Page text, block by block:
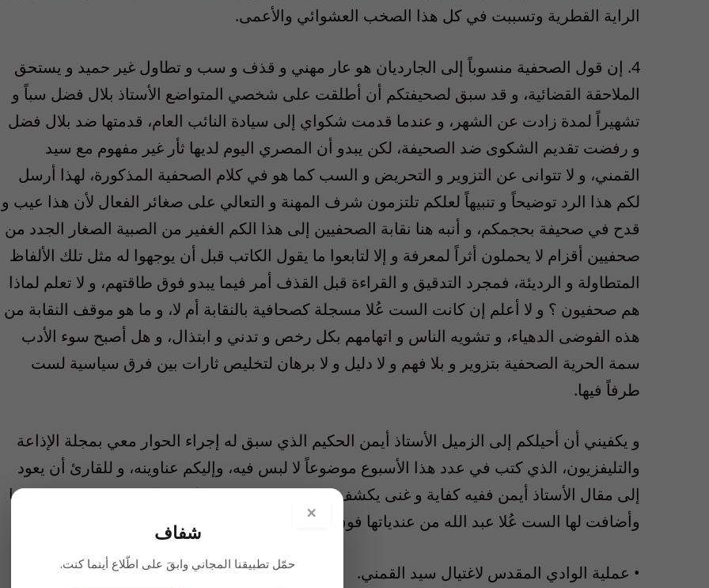
الراية القطرية وتسببت في كل هذا الصخب العشوائي والأعمى.
4. إن قول الصحفية منسوباً إلى الجارديان هو عار مهني و قذف و سب و تطاول غير حميد و يستحق
الملاحقة القضائية، و قد سبق لصحيفتكم أن أطلقت على شخصي المتواضع الأستاذ بلال فضل سباً و
تشهيراً لمدة زادت عن الشهر، و عندما قدمت شكواي إلى سيادة النائب العام، قدمتها ضد بلال فضل
و رفضت تقديم الشكوى ضد الصحيفة، لكن يبدو أن المصري اليوم لديها ثأر غير مفهوم مع سيد
القمني، و لا تتوانى عن التزوير و التحريض و السب كما هو في كلام الصحفية المذكورة، لهذا أرسل
لكم هذا الرد توضيحاً و تنبيهاً لعلكم تلتزمون شرف المهنة و التعالي على صغائر الفعال لأن هذا عيب و
قدح في صحيفة بحجمكم، و أنبه هنا نقابة الصحفيين إلى هذا الكم الغفير من الصبية الصغار الجدد من
صحفيين أقزام لا يحملون أثراً لمعرفة و إلا لتابعوا ما يقول الكاتب قبل أن يوجهوا له مثل تلك الألفاظ
المتطاولة و الرديئة، فمجرد التدقيق و القراءة قبل القذف أمر فيما يبدو فوق طاقتهم، و لا تعلم لماذا
هم صحفيون ؟ و لا أعلم إن كانت الست عُلا مسجلة كصحافية بالنقابة أم لا، و ما هو موقف النقابة من
هذه الفوضى الدهياء، و تشويه الناس و اتهامهم بكل رخص و تدني و ابتذال، و هل أصبح سوء الأدب
سمة الحرية الصحفية بتزوير و بلا فهم و لا دليل و لا برهان لتخليص ثارات بين فرق سياسية لست
طرفاً فيها.
و يكفيني أن أحيلكم إلى الزميل الأستاذ أيمن الحكيم الذي سبق له إجراء الحوار معي بمجلة الإذاعة
والتليفزيون، الذي كتب في عدد هذا الأسبوع موضوعاً لا لبس فيه، وإليكم عناوينه، و للقارئ أن يعود
إلى مقال الأستاذ أيمن ففيه كفاية و غنى يكشف عن هجمة مسعورة قامت على كذبة رخيصة و تبنتها
وأضافت لها الست عُلا عبد الله من عندياتها فوق البيعة.
• عملية الوادي المقدس لاغتيال سيد القمني.
×
شفاف
حمّل تطبيقنا المجاني وابقَ على اطّلاع أينما كنت.